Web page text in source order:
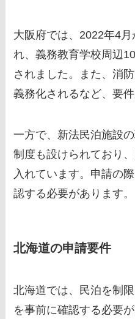
大阪府では、2022年4
れ、義務教育学校周辺
されました。また、消
義務化されるなど、要
一方で、新法民泊施設
制度も設けられており
入れています。申請の
認する必要があります。
北海道の申請要件
北海道では、民泊を制
を事前に確認する必要